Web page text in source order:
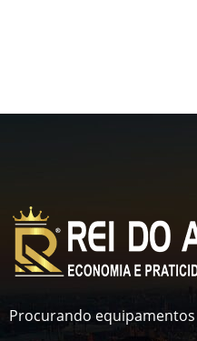
Procurando